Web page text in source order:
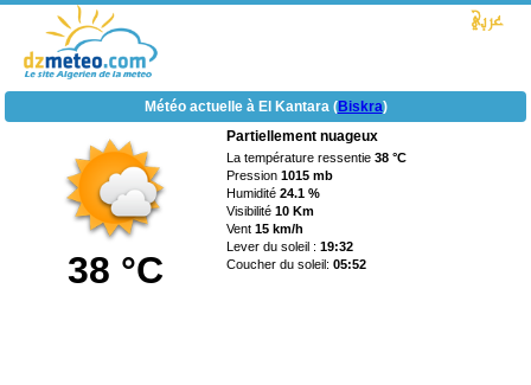
Météo actuelle à El Kantara (Biskra)
38 °C
Partiellement nuageux
La température ressentie38 °C
Pression1015 mb
Humidité24.1 %
Visibilité10 Km
Vent15 km/h
Lever du soleil :19:32
Coucher du soleil:05:52